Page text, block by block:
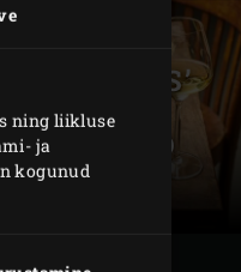
ning liikluse
ja
kogunud
DE PARIS’
VÕIGA
SEENED